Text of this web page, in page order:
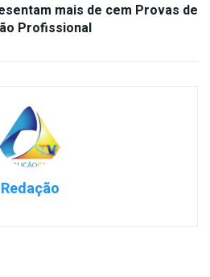
mais de cem Provas de
Profissional
Redação